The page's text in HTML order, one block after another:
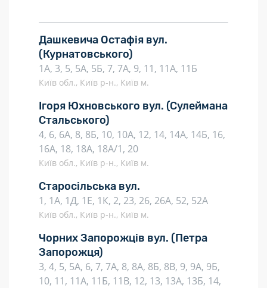
Дашкевича Остафія вул.
(Курнатовського)
1А, 3, 5, 5А, 5Б, 7, 7А, 9, 11, 11А, 11Б
Київ обл., Київ р-н., Київ м.
Ігоря Юхновського вул. (Сулеймана
Стальського)
4, 6, 6А, 8, 8Б, 10, 10А, 12, 14, 14А, 14Б, 16,
16А, 18, 18А, 18А/1, 20
Київ обл., Київ р-н., Київ м.
Старосільська вул.
1, 1А, 1Д, 1Е, 1К, 2, 23, 26, 26А, 52, 52А
Київ обл., Київ р-н., Київ м.
Чорних Запорожців вул. (Петра
Запорожця)
3, 4, 5, 5А, 6, 7, 7А, 8, 8А, 8Б, 8В, 9, 9А, 9Б,
10, 11, 11А, 11Б, 11В, 12, 13, 13А, 13Б, 14,